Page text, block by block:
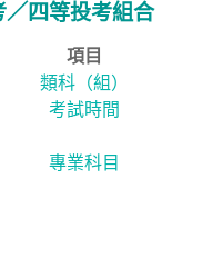
／四等投考組合
項目
類科（組）
考試時間
專業科目